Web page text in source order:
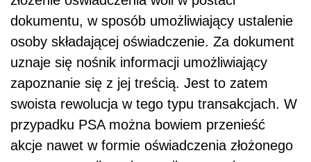
dokumentu, w sposób umożliwiający ustalenie
osoby składającej oświadczenie. Za dokument
uznaje się nośnik informacji umożliwiający
zapoznanie się z jej treścią. Jest to zatem
swoista rewolucja w tego typu transakcjach. W
przypadku PSA można bowiem przenieść
akcje nawet w formie oświadczenia złożonego